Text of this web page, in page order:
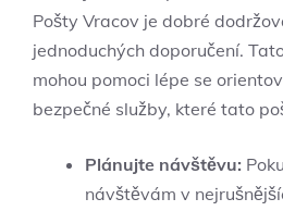
Pošty Vracov je dobré
jednoduchých doporučení.
mohou pomoci lépe se
bezpečné služby, které tato
Plánujte návštěvu:
návštěvám v